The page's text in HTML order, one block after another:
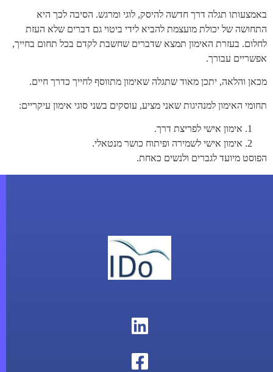
באמצעותו תגלה דרך חדשה להיסק, לוגי ומרגש. הסיבה לכך היא
התחושה של יכולת מועצמת להביא לידי ביטוי גם דברים שלא העזת
לחלום. בעזרת האימון תמצא שדברים שחשבת לקדם בכל תחום בחייך,
אפשריים עבורך.
מכאן והלאה, יתכן מאוד שתגלה שאימון מתווסף לחייך כדרך חיים.
תחומי האימון למנהיגות שאני מציע, עוסקים בשני סוגי אימון עיקריים:
אימון אישי לפריצת דרך.
אימון אישי לשמירה ופיתוח כושר מנטאלי.
הפוסט מיועד לגברים ולנשים כאחת.